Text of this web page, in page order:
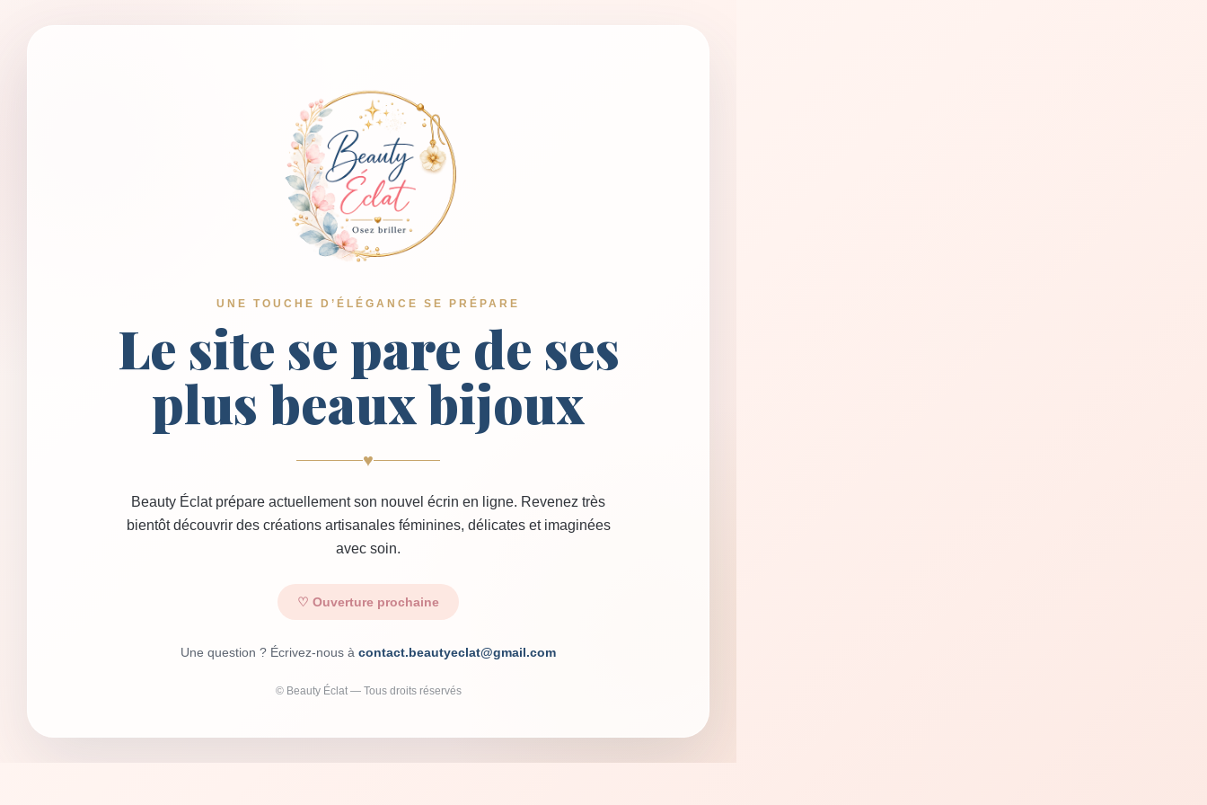
UNE TOUCHE D’ÉLÉGANCE SE PRÉPARE
Le site se pare de ses
plus beaux bijoux
♥
Beauty Éclat prépare actuellement son nouvel écrin en ligne. Revenez très
bientôt découvrir des créations artisanales féminines, délicates et imaginées
avec soin.
♡ Ouverture prochaine
Une question ? Écrivez-nous à contact.beautyeclat@gmail.com
© Beauty Éclat — Tous droits réservés